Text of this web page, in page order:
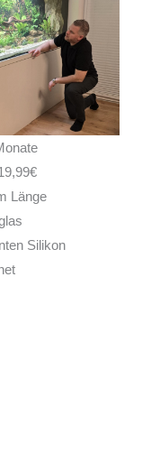
Länge
Silikon